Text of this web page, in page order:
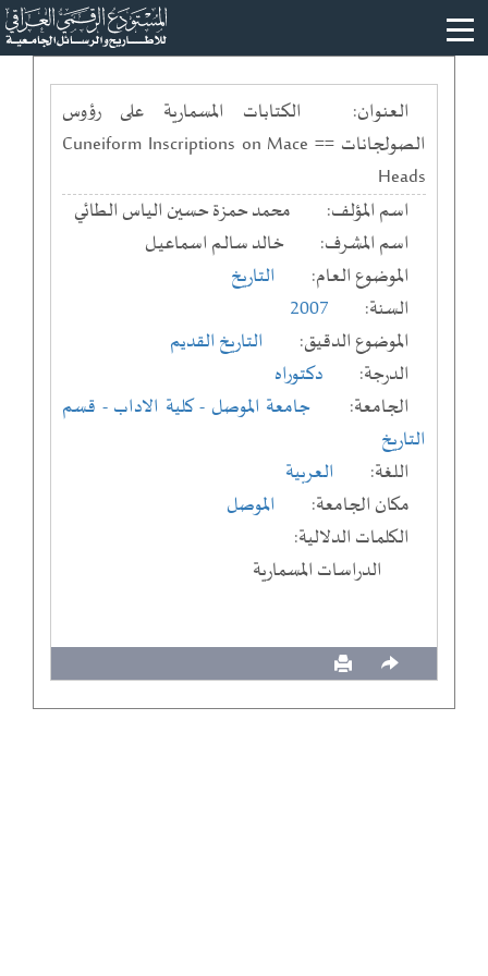
العنوان:
الكتابات المسمارية على رؤوس
الصولجانات == Cuneiform Inscriptions on Mace
Heads
اسم المؤلف:
محمد حمزة حسين الياس الطائي
اسم المشرف:
خالد سالـم اسماعيـل
الموضوع العام:
التاريخ
السنة:
2007
الموضوع الدقيق:
التاريخ القديم
الدرجة:
دكتوراه
الجامعة:
جامعة الموصل - كلية الاداب - قسم
التاريخ
اللغة:
العربية
مكان الجامعة:
الموصل
الكلمات الدلالية:
الدراسات المسمارية